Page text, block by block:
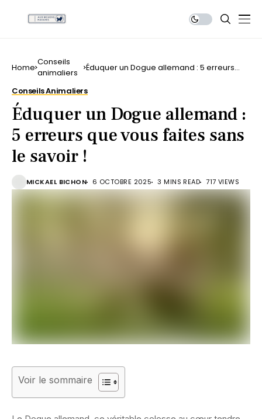
Home Conseils
animaliers
Éduquer un Dogue allemand : 5 erreurs
Conseils Animaliers
Éduquer un Dogue allemand :
5 erreurs que vous faites sans
le savoir !
MICKAEL BICHON 6 OCTOBRE 2025 3 MINS READ 717 VIEWS
Voir le sommaire